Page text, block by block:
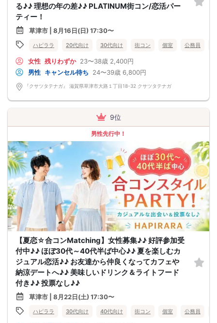
る♪♪ 理想の年の差♪♪ PLATINUM街コン/恋活パー
ティー！
草津市 | 8月16日(日) 17:30〜
ハピララ 20代向け 30代向け 街コン 個室 公務員
女性 残りわずか 23〜38歳 2,400円
男性 キャンセル待ち 24〜39歳 6,800円
『クサツタテナガ』 滋賀県草津市大路１丁目18-32 クサツタテナガ
9位
男性先行中！
【夏恋☆合コンMatching】女性募集♪♪ 好評参加受
付中♪♪ ほぼ30代～40代半ば中心♪♪ 夏を楽しむカ
ジュアル恋活♪♪ お友達から仲良くなってカフェや
納涼デートへ♪♪ 美味しいドリンク＆ライトフード
付き♪♪ 投票なし♪♪
草津市 | 8月22日(土) 17:30〜
ハピララ 30代向け 40代向け 街コン 個室 公務員